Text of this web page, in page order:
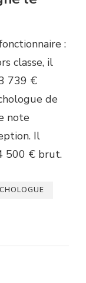
:
classe, il
739 €
de
note
Il
500 € brut.